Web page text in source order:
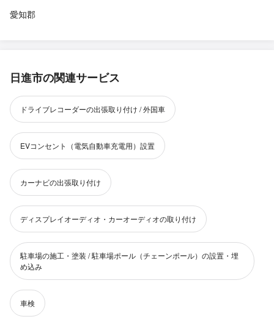
愛知郡
日進市の関連サービス
ドライブレコーダーの出張取り付け / 外国車
EVコンセント（電気自動車充電用）設置
カーナビの出張取り付け
ディスプレイオーディオ・カーオーディオの取り付け
駐車場の施工・塗装 / 駐車場ポール（チェーンポール）の設置・埋
め込み
車検